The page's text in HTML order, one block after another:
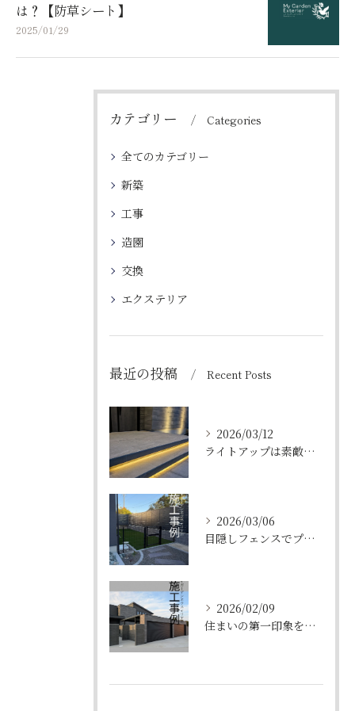
は？【防草シート】
2025/01/29
カテゴリー Categories
全てのカテゴリー
新築
工事
造園
交換
エクステリア
最近の投稿 Recent Posts
2026/03/12
ライトアップは素敵ですね🥰
2026/03/06
目隠しフェンスでプライベート空間も確保。
2026/02/09
住まいの第一印象を決める、シャッターゲート。